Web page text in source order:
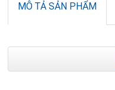
MÔ TẢ SẢN PHẨM